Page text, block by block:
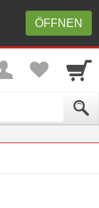
ÖFFNEN